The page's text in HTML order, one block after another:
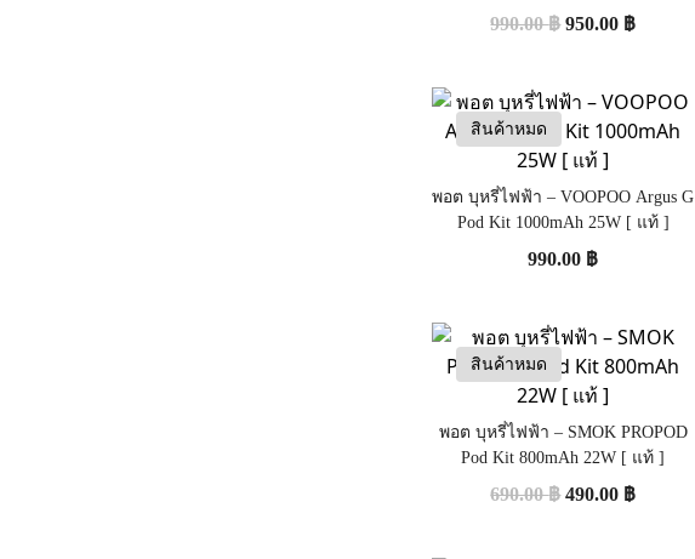
990.00฿ 950.00 ฿
สินค้าหมด
พอต บุหรี่ไฟฟ้า – VOOPOO Argus G
Pod Kit 1000mAh 25W [ แท้ ]
990.00 ฿
สินค้าหมด
พอต บุหรี่ไฟฟ้า – SMOK PROPOD
Pod Kit 800mAh 22W [ แท้ ]
690.00฿ 490.00 ฿